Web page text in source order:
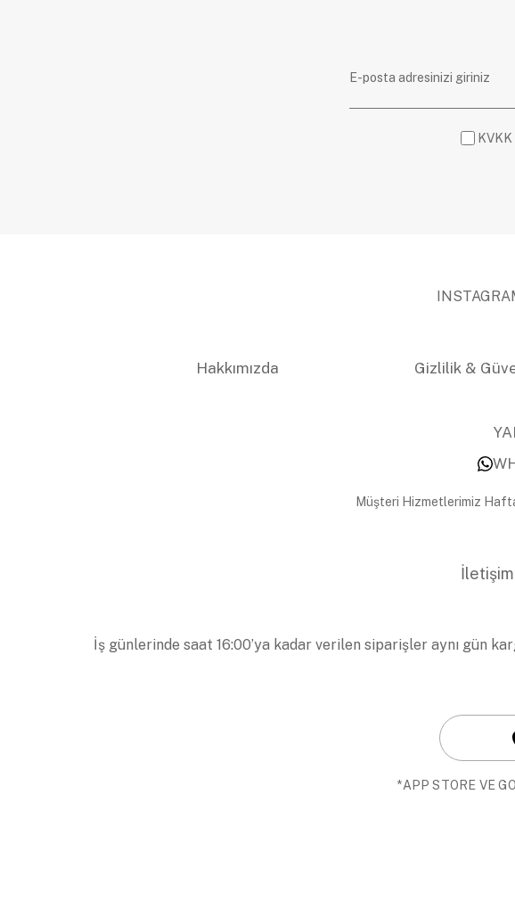
Hakkımızda Gizlilik &
Müşteri Hizmetlerimiz
İletişim
İş günlerinde saat 16:00’ya kadar verilen siparişler aynı gün
*APP STORE VE